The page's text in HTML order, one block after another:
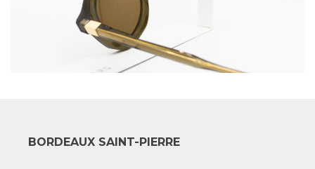
BORDEAUX SAINT-PIERRE